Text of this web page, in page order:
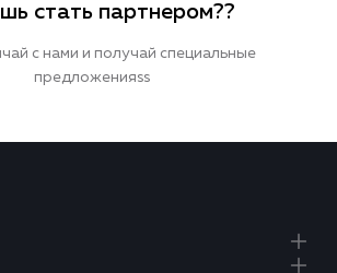
стать партнером??
с нами и получай специальные
предложенияss